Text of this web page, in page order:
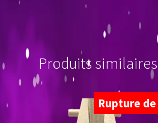
Produits similaires
Rupture